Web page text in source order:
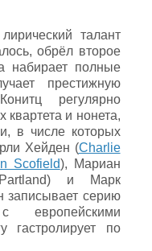
талант
обрёл второе
набирает полные
престижную
регулярно
квартета и нонета,
в числе которых
Хейден (Charlie
Scofield), Мариан
и Марк
записывает серию
европейскими
гастролирует по